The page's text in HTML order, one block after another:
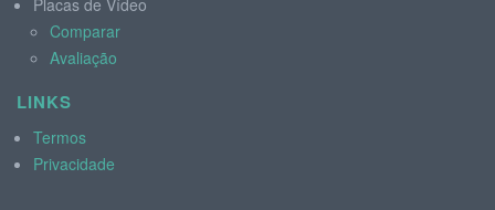
Comparar
Avaliação
LINKS
Termos
Privacidade